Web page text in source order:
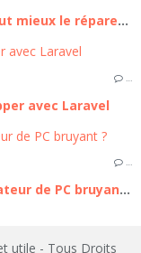
Mac en panne ? Comment savoir s’il vaut mieux le réparer ou en acheter un neuf ?
avec Laravel
…
Comment régler le problème du ventilateur de PC bruyant ?
utile - Tous Droits